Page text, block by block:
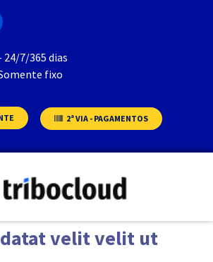
24/7/365 dias
fixo
2ª VIA - PAGAMENTOS
velit velit ut